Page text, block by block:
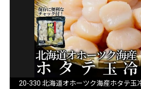
20-330 北海道オホーツク海産ホタテ玉